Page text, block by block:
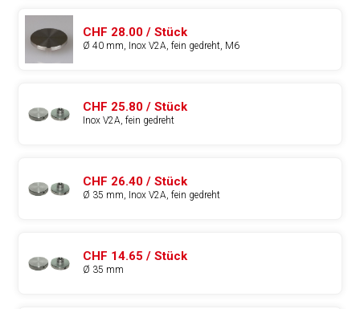
CHF 28.00 / Stück
Ø 40 mm, Inox V2A, fein gedreht, M6
CHF 25.80 / Stück
Inox V2A, fein gedreht
CHF 26.40 / Stück
Ø 35 mm, Inox V2A, fein gedreht
CHF 14.65 / Stück
Ø 35 mm